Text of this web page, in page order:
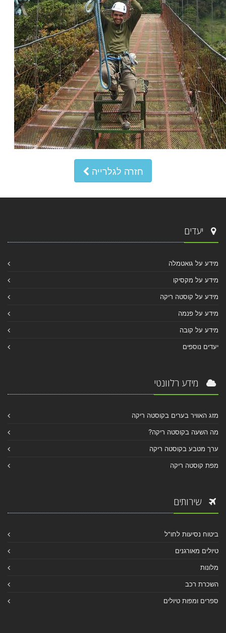
חזרה לגלרייה
יעדים
מידע על גואטמלה
מידע על מקסיקו
מידע על קוסטה ריקה
מידע על פנמה
מידע על קובה
יעדים נוספים
מידע רלוונטי
מזג האוויר בערים בקוסטה ריקה
מה השעה בקוסטה ריקה?
ערך מטבע בקוסטה ריקה
מפת קוסטה ריקה
שירותים
ביטוח נסיעות לחו"ל
טיולים מאורגנים
מלונות
השכרת רכב
ספרים ומפות טיולים